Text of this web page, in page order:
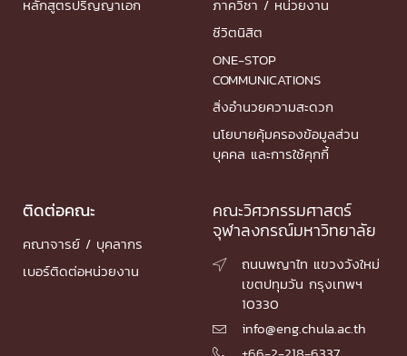
หลักสูตรปริญญาเอก
ภาควิชา / หน่วยงาน
ชีวิตนิสิต
ONE-STOP
COMMUNICATIONS
สิ่งอำนวยความสะดวก
นโยบายคุ้มครองข้อมูลส่วน
บุคคล และการใช้คุกกี้
ติดต่อคณะ
คณาจารย์ / บุคลากร
เบอร์ติดต่อหน่วยงาน
คณะวิศวกรรมศาสตร์
จุฬาลงกรณ์มหาวิทยาลัย

ถนนพญาไท แขวงวังใหม่
เขตปทุมวัน กรุงเทพฯ
10330
 info@eng.chula.ac.th